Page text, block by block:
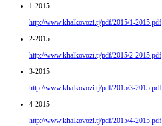
1-2015
http://www.khalkovozi.tj/pdf/2015/1-2015.pdf
2-2015
http://www.khalkovozi.tj/pdf/2015/2-2015.pdf
3-2015
http://www.khalkovozi.tj/pdf/2015/3-2015.pdf
4-2015
http://www.khalkovozi.tj/pdf/2015/4-2015.pdf